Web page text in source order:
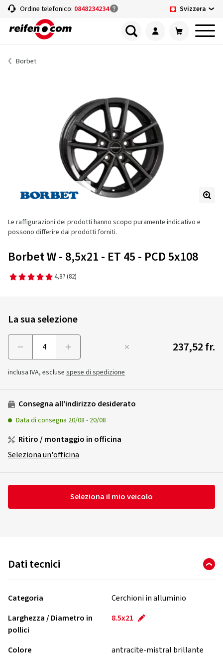
Ordine telefonico: 0848234234 Svizzera
Borbet
Le raffigurazioni dei prodotti hanno scopo puramente indicativo e
possono differire dai prodotti forniti.
Borbet W - 8,5x21 - ET 45 - PCD 5x108
4,87 (82)
La sua selezione
237,52 fr.
inclusa IVA, escluse spese di spedizione
Consegna all'indirizzo desiderato
Data di consegna 20/08 - 20/08
Ritiro / montaggio in officina
Seleziona un'officina
Seleziona il mio veicolo
Dati tecnici
Categoria
Cerchioni in alluminio
Larghezza / Diametro in
pollici
8.5x21
Colore
antracite-mistral brillante